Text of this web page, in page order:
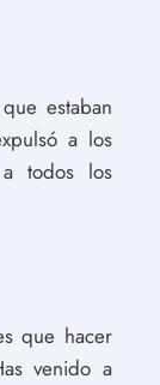
estaban
a los
todos los
que hacer
venido a